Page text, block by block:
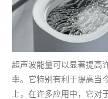
超声波能量可以显著提高
率。它特别有利于提高当
上，在许多应用中，它对